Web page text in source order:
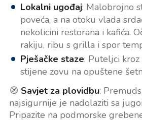
Lokalni ugođaj: Malobrojno
poveća, a na otoku vlada
nekolicini restorana i kafića.
rakiju, ribu s grilla i spor
Pješačke staze: Puteljci
stijene zovu na opuštene
🧭 Savjet za plovidbu:
najsigurnije je nadolaziti sa
Pripazite na podmorske